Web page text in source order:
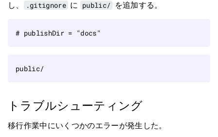
し、
.gitignore に public/ を追加する。
# publishDir = "docs"
トラブルシューティング
移行作業中にいくつかのエラーが発生した。